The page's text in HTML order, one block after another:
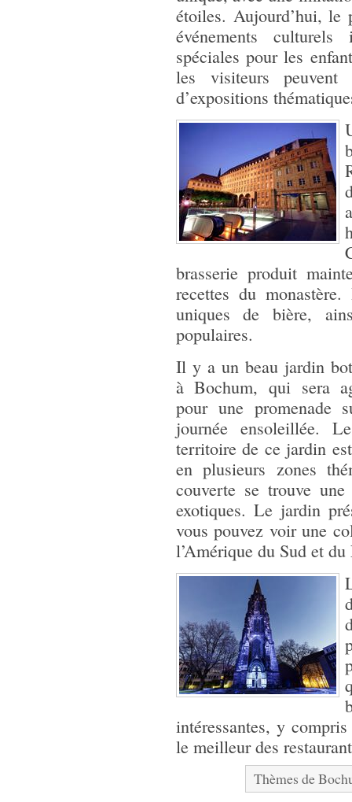
étoiles. Aujourd’hui, le
événements
spéciales pour les
les visiteurs
d’expositions
brasserie produit
recettes du
uniques de bière,
populaires.
Il y a un beau jardin
à Bochum, qui sera
pour une promenade
journée ensoleillée.
territoire de ce jardin
en plusieurs zones
couverte se trouve
exotiques. Le jardin
vous pouvez voir une
l’Amérique du Sud et
intéressantes, y
le meilleur des
Thèmes de